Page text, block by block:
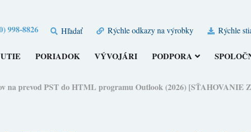
998-8826 Hľadať Rýchle odkazy na výrobky Rýchle
PORIADOK VÝVOJÁRI PODPORA
na prevod PST do HTML programu Outlook (2026) [SŤAHOVANIE